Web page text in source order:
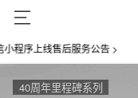
线售后服务公告 > 关于
40周年里程碑系列